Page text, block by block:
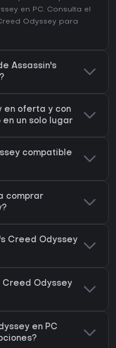
en PC. Consulta el
Odyssey para
Assassin's
en oferta y con
un solo lugar
compatible
comprar
Creed Odyssey
Creed Odyssey
en PC